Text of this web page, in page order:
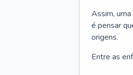
Assim,
é pensar
origens.
Entre as